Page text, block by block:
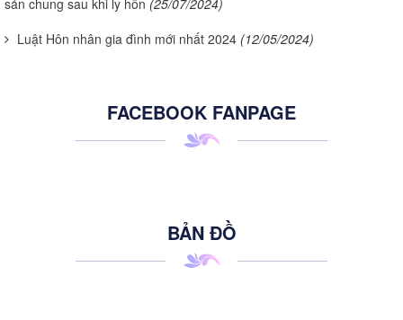
sản chung sau khi ly hôn (25/07/2024)
Luật Hôn nhân gia đình mới nhất 2024 (12/05/2024)
FACEBOOK FANPAGE
BẢN ĐỒ